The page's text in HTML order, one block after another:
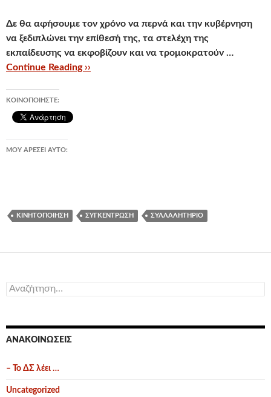
Δε θα αφήσουμε τον χρόνο να περνά και την κυβέρνηση
να ξεδιπλώνει την επίθεσή της, τα στελέχη της
εκπαίδευσης να εκφοβίζουν και να τρομοκρατούν …
Continue Reading ››
ΚΟΙΝΟΠΟΙΉΣΤΕ:
ΜΟΥ ΑΡΈΣΕΙ ΑΥΤΌ:
ΚΙΝΗΤΟΠΟΊΗΣΗ ΣΥΓΚΈΝΤΡΩΣΗ ΣΥΛΛΑΛΗΤΉΡΙΟ
Αναζήτηση
για:
ΑΝΑΚΟΙΝΏΣΕΙΣ
– Το ΔΣ λέει …
Uncategorized